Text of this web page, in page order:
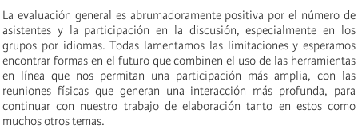
La evaluación general es abrumadoramente positiva por el número de
asistentes y la participación en la discusión, especialmente en los
grupos por idiomas. Todas lamentamos las limitaciones y esperamos
encontrar formas en el futuro que combinen el uso de las herramientas
en línea que nos permitan una participación más amplia, con las
reuniones físicas que generan una interacción más profunda, para
continuar con nuestro trabajo de elaboración tanto en estos como
muchos otros temas.